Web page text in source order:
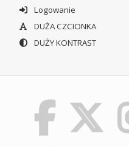
Logowanie
DUŻA CZCIONKA
DUŻY KONTRAST